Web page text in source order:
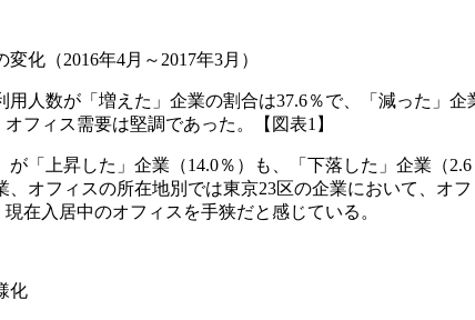
化（2016年4月～2017年3月）
用人数が「増えた」企業の割合は37.6％で、「減った」
フィス需要は堅調であった。【図表1】
が「上昇した」企業（14.0％）も、「下落した」企業（2.6
、オフィスの所在地別では東京23区の企業において、オ
現在入居中のオフィスを手狭だと感じている。
化